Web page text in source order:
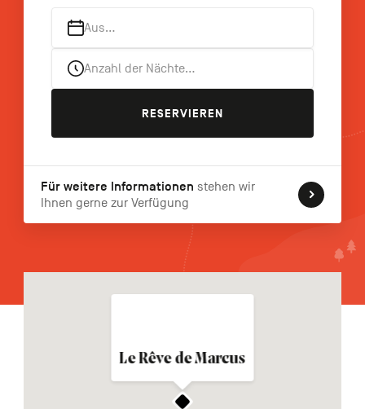
Navigation
Aus…
Anzahl der Nächte…
RESERVIEREN
Für weitere Informationen stehen wir
Ihnen gerne zur Verfügung
Le Rêve de Marcus